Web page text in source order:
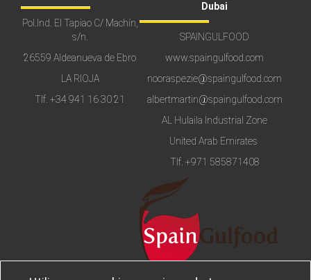
Pol.Ind. El Tapiao C/ Machín,
s/n.
26559 Aldeanueva de Ebro
LA RIOJA
Tlf.+34 941 16 30 21
Dubai
SPAINGULFOOD
www.spaingulfood.com
nooraspezie@spaingulfood.com
albertmartin@spaingulfood.com
AL Hulaila Industrial Zone
United Arab Emirates
Tlf. +971 585871408